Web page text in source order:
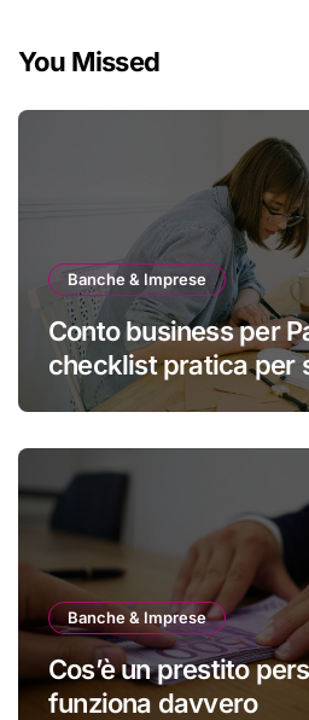
You Missed
Banche & Imprese
Conto business per
checklist pratica per
giusto
Banche & Imprese
Cos’è un prestito
funziona davvero